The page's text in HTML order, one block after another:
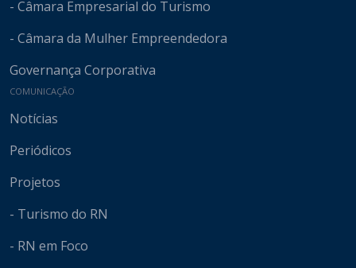
- Câmara Empresarial do Turismo
- Câmara da Mulher Empreendedora
Governança Corporativa
COMUNICAÇÃO
Notícias
Periódicos
Projetos
- Turismo do RN
- RN em Foco